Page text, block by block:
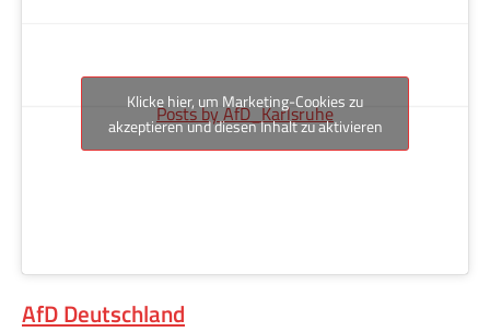
Posts by AfD_Karlsruhe
Klicke hier, um Marketing-Cookies zu
akzeptieren und diesen Inhalt zu aktivieren
AfD Deutschland